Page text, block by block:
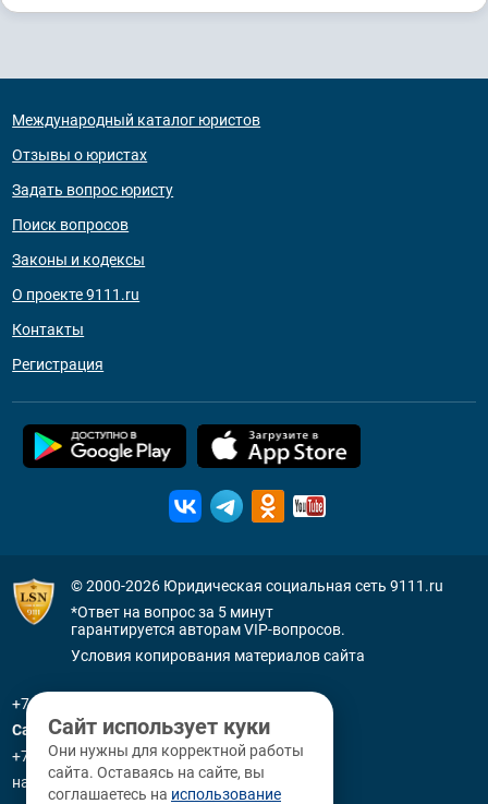
Международный каталог юристов
Отзывы о юристах
Задать вопрос юристу
Поиск вопросов
Законы и кодексы
О проекте 9111.ru
Контакты
Регистрация
© 2000-2026 Юридическая социальная сеть 9111.ru
*Ответ на вопрос за 5 минут
гарантируется авторам VIP-вопросов.
Условия копирования материалов сайта
+7 (800) 505-91-11
Санкт-Петербург
+7 (812) 336-92-64
наб. р. Фонтанки, д. 59
Сайт использует куки
Они нужны для корректной работы
сайта. Оставаясь на сайте, вы
соглашаетесь на использование